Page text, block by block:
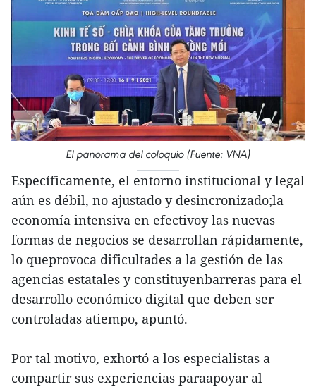
El panorama del coloquio (Fuente: VNA)
Específicamente, el entorno institucional y legal
aún es débil, no ajustado y desincronizado;la
economía intensiva en efectivoy las nuevas
formas de negocios se desarrollan rápidamente,
lo queprovoca dificultades a la gestión de las
agencias estatales y constituyenbarreras para el
desarrollo económico digital que deben ser
controladas atiempo, apuntó.
Por tal motivo, exhortó a los especialistas a
compartir sus experiencias paraapoyar al